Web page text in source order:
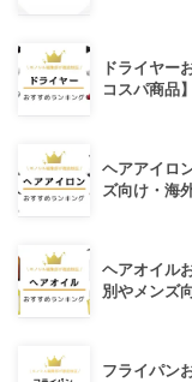
ドライヤー
コスパ商品】
ヘアアイロ
ズ向け・海
ヘアオイル
別やメンズ
フライパン